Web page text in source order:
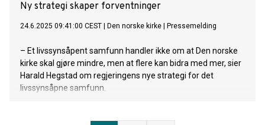
Ny strategi skaper forventninger
24.6.2025 09:41:00 CEST Den norske kirke Pressemelding
– Et livssynsåpent samfunn handler ikke om at Den norske
kirke skal gjøre mindre, men at flere kan bidra med mer, sier
Harald Hegstad om regjeringens nye strategi for det
livssynsåpne samfunn.